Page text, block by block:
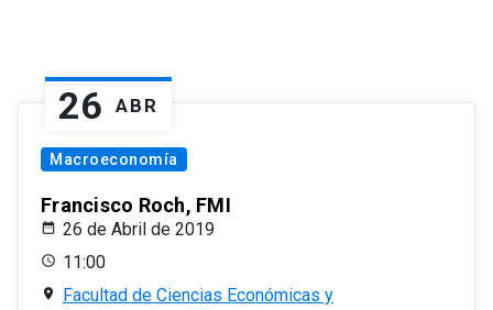
26 ABR
Macroeconomía
Francisco Roch, FMI
26 de Abril de 2019
11:00
Facultad de Ciencias Económicas y